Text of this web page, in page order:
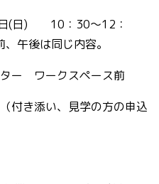
(日) 10：30～12：
後は同じ内容。
ー ワークスペース前
付き添い、見学の方の申込